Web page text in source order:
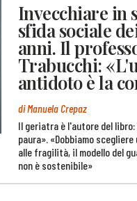
Invecchiare in
sfida sociale
anni. Il
Trabucchi:
antidoto è la
di Manuela Crepaz
Il geriatra è l'autore del
paura». «Dobbiamo
alle fragilità, il modello del
non è sostenibile»